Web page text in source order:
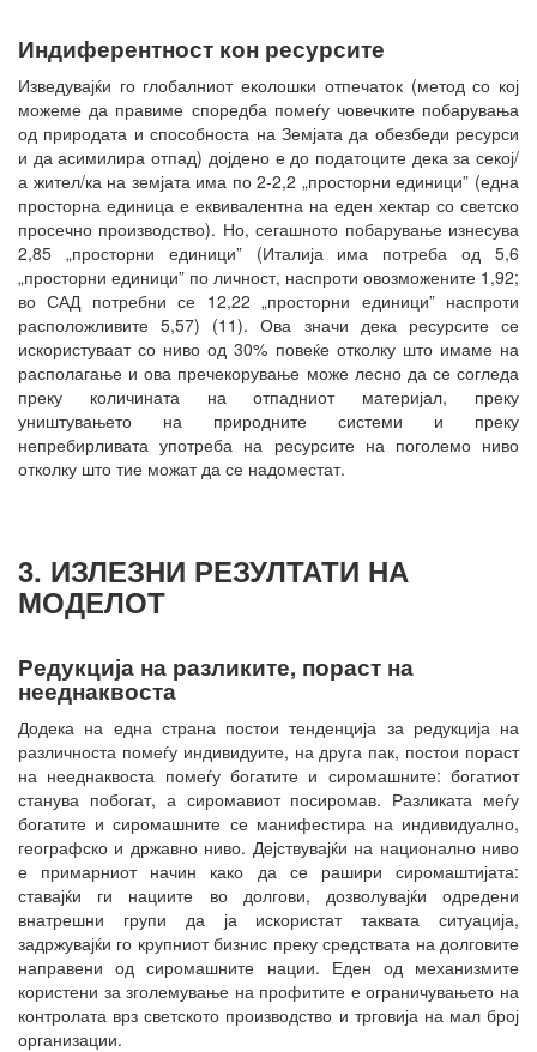
Индиферентност кон ресурсите
Изведувајќи го глобалниот еколошки отпечаток (метод со кој
можеме да правиме споредба помеѓу човечките побарувања
од природата и способноста на Земјата да обезбеди ресурси
и да асимилира отпад) дојдено е до податоците дека за секој/
а жител/ка на земјата има по 2-2,2 „просторни единици” (една
просторна единица е еквивалентна на еден хектар со светско
просечно производство). Но, сегашното побарување изнесува
2,85 „просторни единици” (Италија има потреба од 5,6
„просторни единици” по личност, наспроти овозможените 1,92;
во САД потребни се 12,22 „просторни единици” наспроти
расположливите 5,57) (11). Ова значи дека ресурсите се
искористуваат со ниво од 30% повеќе отколку што имаме на
располагање и ова пречекорување може лесно да се согледа
преку количината на отпадниот материјал, преку
уништувањето на природните системи и преку
непребирливата употреба на ресурсите на поголемо ниво
отколку што тие можат да се надоместат.
3. ИЗЛЕЗНИ РЕЗУЛТАТИ НА
МОДЕЛОТ
Редукција на разликите, пораст на
нееднаквоста
Додека на една страна постои тенденција за редукција на
различноста помеѓу индивидуите, на друга пак, постои пораст
на нееднаквоста помеѓу богатите и сиромашните: богатиот
станува побогат, а сиромавиот посиромав. Разликата меѓу
богатите и сиромашните се манифестира на индивидуално,
географско и државно ниво. Дејствувајќи на национално ниво
е примарниот начин како да се рашири сиромаштијата:
ставајќи ги нациите во долгови, дозволувајќи одредени
внатрешни групи да ја искористат таквата ситуација,
задржувајќи го крупниот бизнис преку средствата на долговите
направени од сиромашните нации. Еден од механизмите
користени за зголемување на профитите е ограничувањето на
контролата врз светското производство и трговија на мал број
организации.